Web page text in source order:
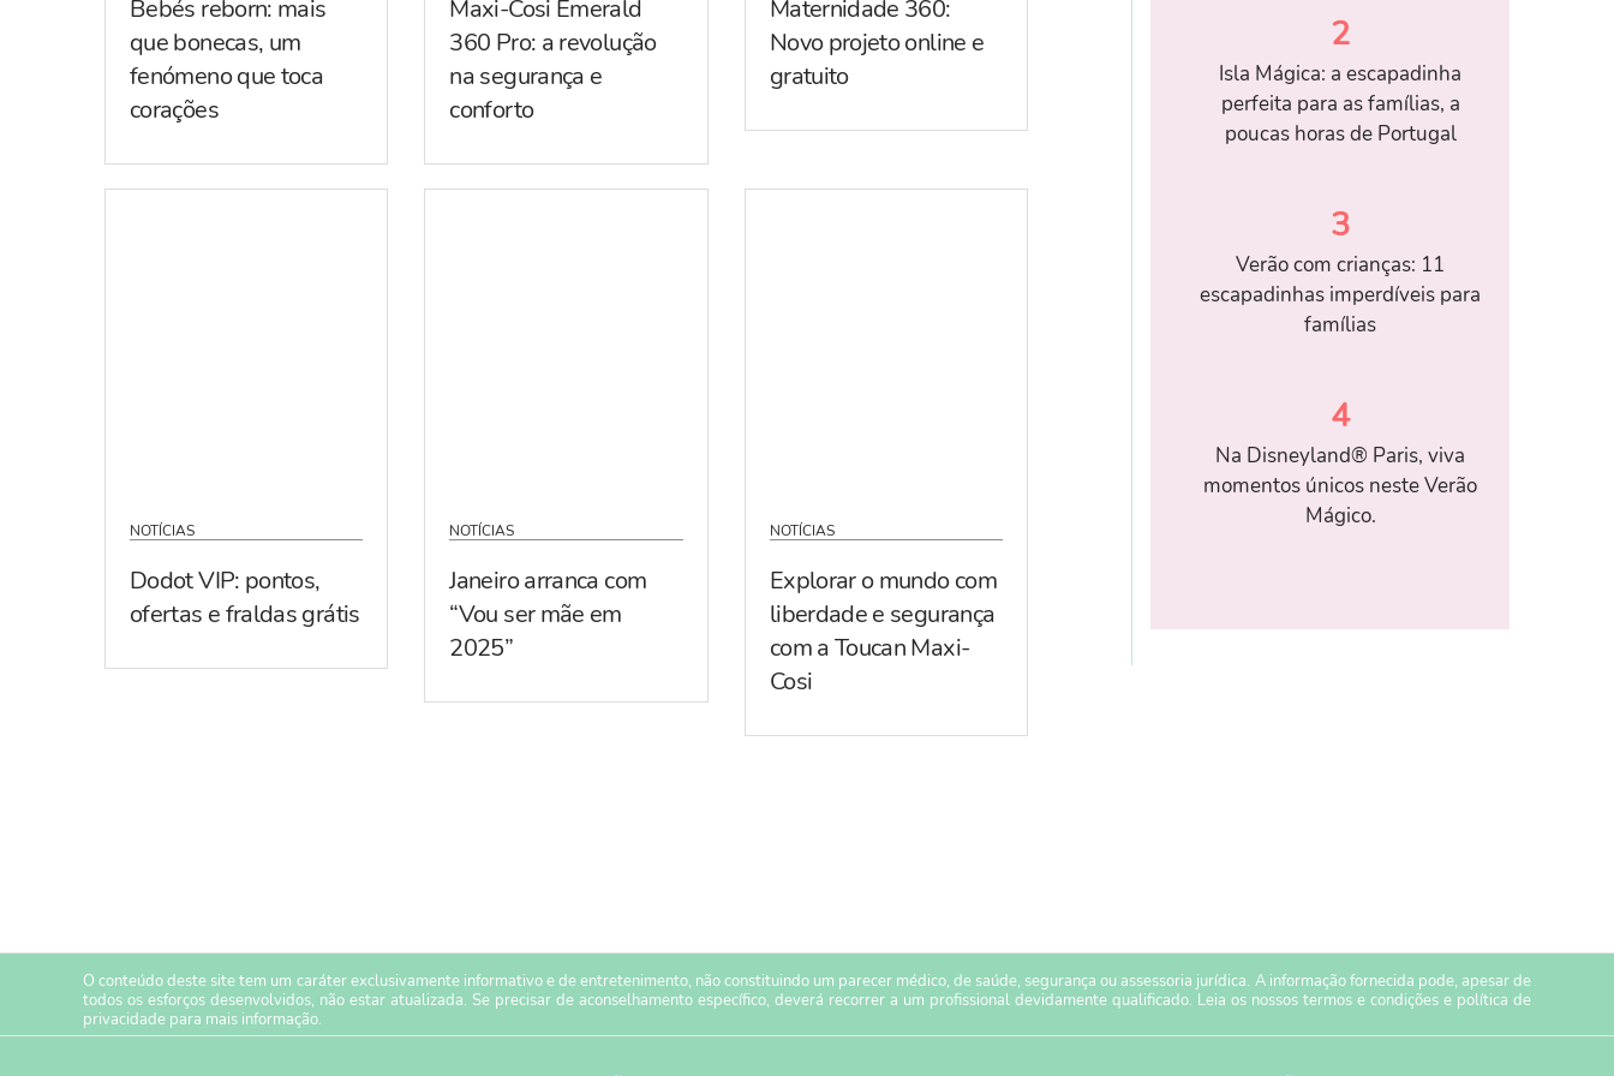
Bebés reborn: mais
que bonecas, um
fenómeno que toca
corações
Maxi-Cosi Emerald
360 Pro: a revolução
na segurança e
conforto
Maternidade 360:
Novo projeto online e
gratuito
NOTÍCIAS
Dodot VIP: pontos,
ofertas e fraldas grátis
NOTÍCIAS
Janeiro arranca com
“Vou ser mãe em
2025”
NOTÍCIAS
Explorar o mundo com
liberdade e segurança
com a Toucan Maxi-
Cosi
2
Isla Mágica: a escapadinha
perfeita para as famílias, a
poucas horas de Portugal
3
Verão com crianças: 11
escapadinhas imperdíveis para
famílias
4
Na Disneyland® Paris, viva
momentos únicos neste Verão
Mágico.
O conteúdo deste site tem um caráter exclusivamente informativo e de entretenimento, não constituindo um parecer médico, de saúde, segurança ou assessoria jurídica. A informação fornecida pode, apesar de
todos os esforços desenvolvidos, não estar atualizada. Se precisar de aconselhamento específico, deverá recorrer a um profissional devidamente qualificado. Leia os nossos termos e condiçõese política de
privacidade para mais informação.